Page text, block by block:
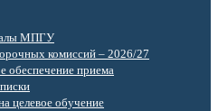
МПГУ
комиссий – 2026/27
обеспечение приема
целевое обучение